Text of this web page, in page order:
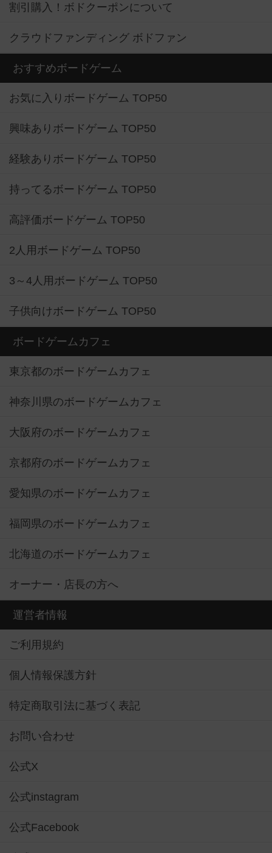
割引購入！ボドクーポンについて
クラウドファンディング ボドファン
おすすめボードゲーム
お気に入りボードゲーム TOP50
興味ありボードゲーム TOP50
経験ありボードゲーム TOP50
持ってるボードゲーム TOP50
高評価ボードゲーム TOP50
2人用ボードゲーム TOP50
3～4人用ボードゲーム TOP50
子供向けボードゲーム TOP50
ボードゲームカフェ
東京都のボードゲームカフェ
神奈川県のボードゲームカフェ
大阪府のボードゲームカフェ
京都府のボードゲームカフェ
愛知県のボードゲームカフェ
福岡県のボードゲームカフェ
北海道のボードゲームカフェ
オーナー・店長の方へ
運営者情報
ご利用規約
個人情報保護方針
特定商取引法に基づく表記
お問い合わせ
公式X
公式instagram
公式Facebook